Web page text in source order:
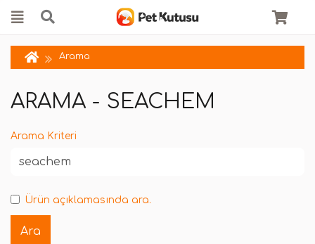
Arama
ARAMA - SEACHEM
Arama Kriteri
Ürün açıklamasında ara.